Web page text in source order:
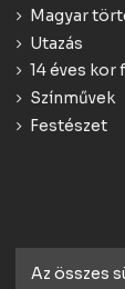
Magyar
Utazás
14 éves kor
Színművek
Festészet
Az összes